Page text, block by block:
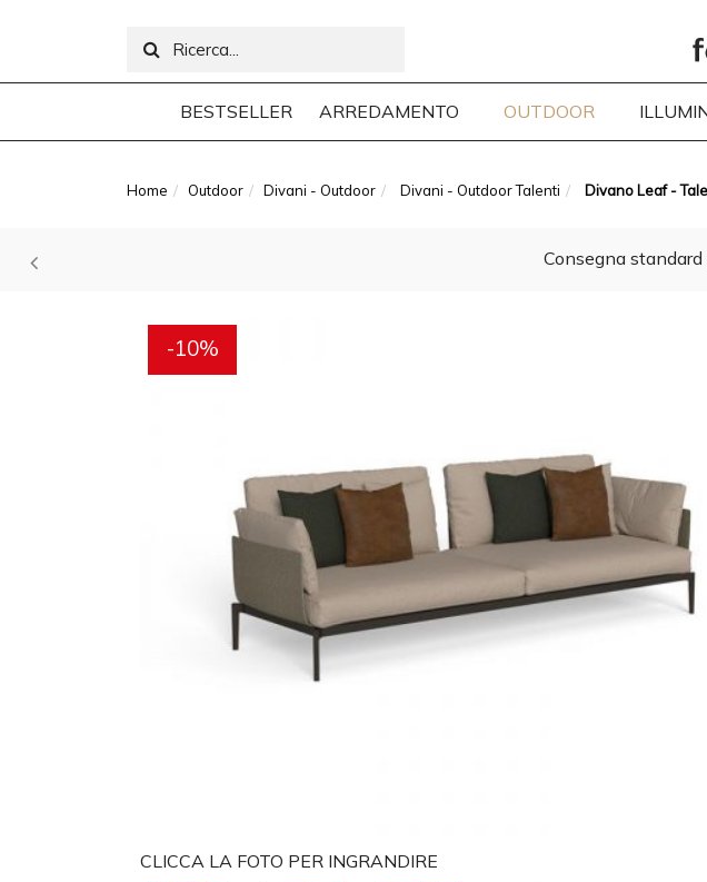
BESTSELLER ARREDAMENTO OUTDOOR
Home Outdoor Divani - Outdoor Divani - Outdoor Talenti Divano Leaf -
Consegna
-10%
CLICCA LA FOTO PER INGRANDIRE